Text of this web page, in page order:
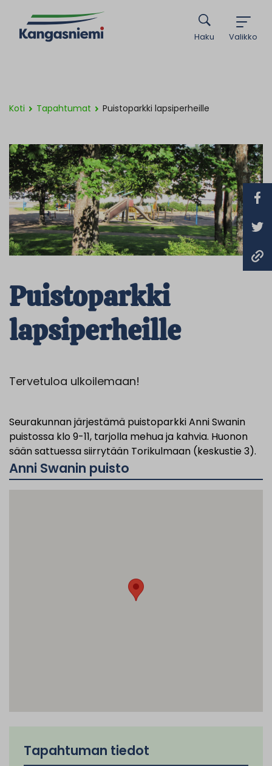
Valikko
Haku
Koti Tapahtumat Puistoparkki lapsiperheille
Puistoparkki
lapsiperheille
Tervetuloa ulkoilemaan!
Seurakunnan järjestämä puistoparkki Anni Swanin
puistossa klo 9-11, tarjolla mehua ja kahvia. Huonon
sään sattuessa siirrytään Torikulmaan (keskustie 3).
Anni Swanin puisto
Tapahtuman tiedot